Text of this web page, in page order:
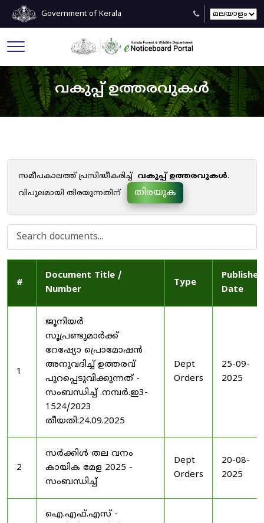
Government of Kerala
വകുപ്പ് ഉത്തരവുകൾ
സമീപകാലത്ത് പ്രസിദ്ധീകരിച്ച് വകുപ്പ് ഉത്തരവുകൾ.
വിപുലമായി തിരയുന്നതിന്
തിരയുക
#
Document Title /
Number
Type
Published
Date
1
ജൂനിയർ
സൂപ്രണ്ടുമാർക്ക്
റേഷ്യോ പ്രൊമോഷൻ
അനുവദിച്ച് ഉത്തരവ്
പുറപ്പെടുവിക്കുന്നത് -
സംബന്ധിച്ച് .നമ്പർ.ഇ3-
1524/2023
തീയതി:24.09.2025
Dept
Orders
25-09-
2025
2
സർക്കിൾ തല വനം
കായിക മേള 2025 -
സംബന്ധിച്ച്
Dept
Orders
20-08-
2025
ഐ.എഫ്.എസ് -